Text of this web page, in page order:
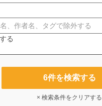
る
6件を検索する
× 検索条件をクリアする